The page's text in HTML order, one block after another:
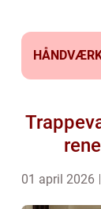
01 april 2026